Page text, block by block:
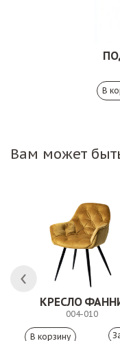
Вам может
КРЕСЛО
004-010